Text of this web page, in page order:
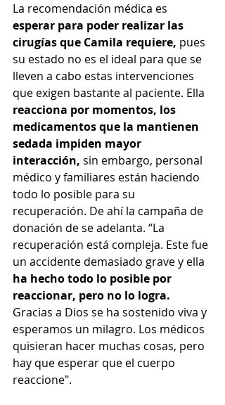
La recomendación médica es
esperar para poder realizar las
cirugías que Camila requiere, pues
su estado no es el ideal para que se
lleven a cabo estas intervenciones
que exigen bastante al paciente. Ella
reacciona por momentos, los
medicamentos que la mantienen
sedada impiden mayor
interacción, sin embargo, personal
médico y familiares están haciendo
todo lo posible para su
recuperación. De ahí la campaña de
donación de se adelanta. “La
recuperación está compleja. Este fue
un accidente demasiado grave y ella
ha hecho todo lo posible por
reaccionar, pero no lo logra.
Gracias a Dios se ha sostenido viva y
esperamos un milagro. Los médicos
quisieran hacer muchas cosas, pero
hay que esperar que el cuerpo
reaccione".